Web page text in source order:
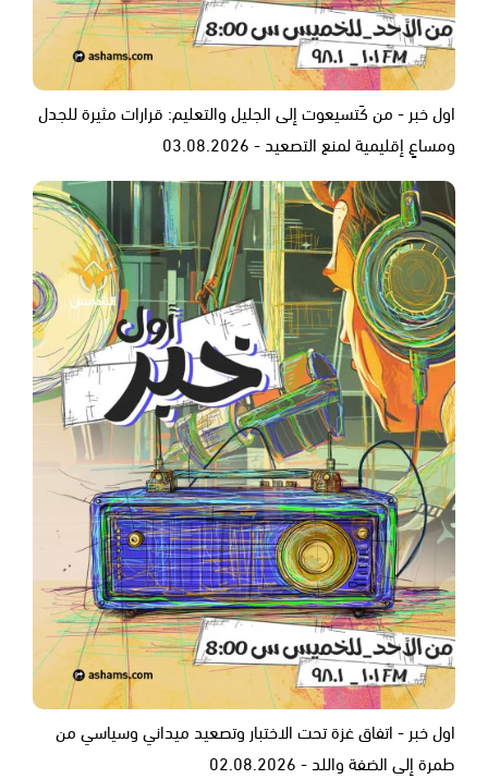
اول خبر - من كَتسيعوت إلى الجليل والتعليم: قرارات مثيرة للجدل
ومساعٍ إقليمية لمنع التصعيد - 03.08.2026
اول خبر - اتفاق غزة تحت الاختبار وتصعيد ميداني وسياسي من
طمرة إلى الضفة واللد - 02.08.2026